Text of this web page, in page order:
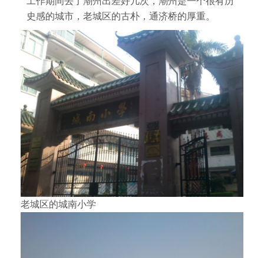
史感的城市，老城区的古朴，通济桥的厚重。
老城区的城南小学